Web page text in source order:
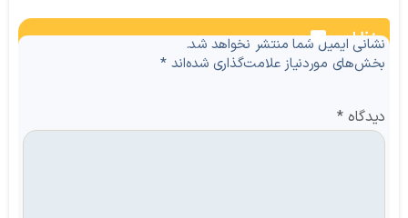
نظرات
نشانی ایمیل شما منتشر نخواهد شد.
بخش‌های موردنیاز علامت‌گذاری شده‌اند*
دیدگاه*